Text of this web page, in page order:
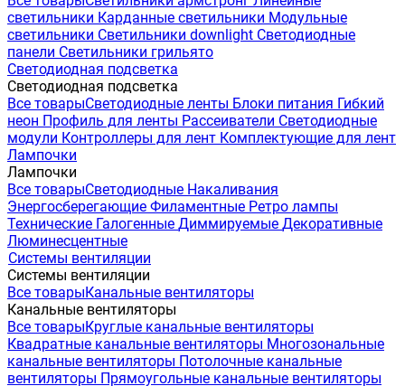
светильники Карданные светильники Модульные
светильники Светильники downlight Светодиодные
панели Светильники грильято
Светодиодная подсветка
Светодиодная подсветка
Все товарыСветодиодные ленты Блоки питания Гибкий
неон Профиль для ленты Рассеиватели Светодиодные
модули Контроллеры для лент Комплектующие для лент
Лампочки
Лампочки
Все товарыСветодиодные Накаливания
Энергосберегающие Филаментные Ретро лампы
Технические Галогенные Диммируемые Декоративные
Люминесцентные
Системы вентиляции
Системы вентиляции
Все товарыКанальные вентиляторы
Канальные вентиляторы
Все товарыКруглые канальные вентиляторы
Квадратные канальные вентиляторы Многозональные
канальные вентиляторы Потолочные канальные
вентиляторы Прямоугольные канальные вентиляторы